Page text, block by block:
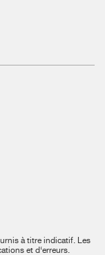
à titre indicatif. Les
et d‘erreurs.